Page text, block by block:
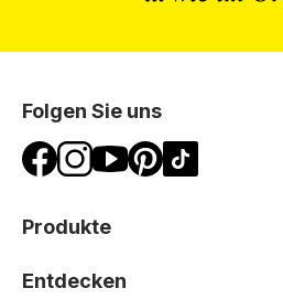
Folgen Sie uns
Produkte
Entdecken